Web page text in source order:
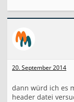
20. September 2014
dann würd ich es
header datei